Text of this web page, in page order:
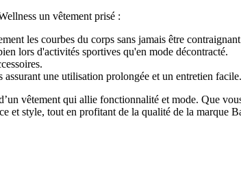
un vêtement prisé :
les courbes du corps sans jamais être
lors d'activités sportives qu'en mode décontracté.
une utilisation prolongée et un entretien facile.
vêtement qui allie fonctionnalité et mode. Que
et style, tout en profitant de la qualité de la marque